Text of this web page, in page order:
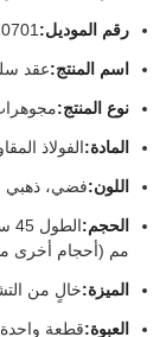
رقم الموديل:
اسم المنتج:عقد
نوع المنتج:
المادة:الفولاذ
اللون:فضي، ذهبي
الحجم:
مم (أحجام أخرى
الميزة:خالٍ من
العبوة:قطعة